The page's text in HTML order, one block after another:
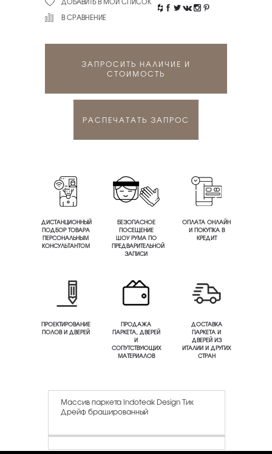
В СРАВНЕНИЕ
ЗАПРОСИТЬ НАЛИЧИЕ И
СТОИМОСТЬ
РАСПЕЧАТАТЬ ЗАПРОС
ДИСТАНЦИОННЫЙ
ПОДБОР ТОВАРА
ПЕРСОНАЛЬНЫМ
КОНСУЛЬТАНТОМ
БЕЗОПАСНОЕ
ПОСЕЩЕНИЕ
ШОУ РУМА ПО
ПРЕДВАРИТЕЛЬНОЙ
ЗАПИСИ
ОПЛАТА ОНЛАЙН
И ПОКУПКА В
КРЕДИТ
ПРОЕКТИРОВАНИЕ
ПОЛОВ И ДВЕРЕЙ
ПРОДАЖА
ПАРКЕТА, ДВЕРЕЙ
И
СОПУТСТВУЮЩИХ
МАТЕРИАЛОВ
ДОСТАВКА
ПАРКЕТА И
ДВЕРЕЙ ИЗ
ИТАЛИИ И ДРУГИХ
СТРАН
Массив паркета Indoteak Design Тик
Дрейф брашированный